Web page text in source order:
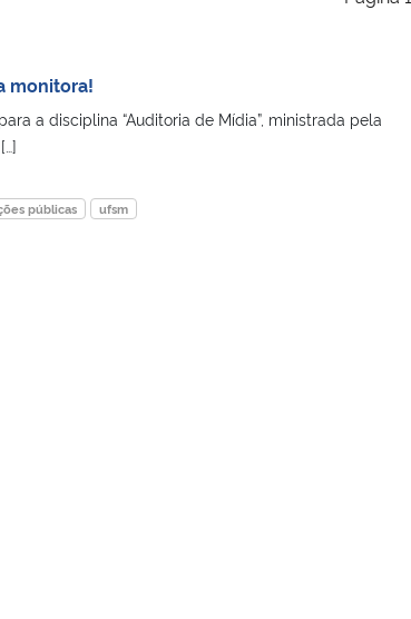
monitora!
a disciplina “Auditoria de Mídia”, ministrada pela
públicas ufsm